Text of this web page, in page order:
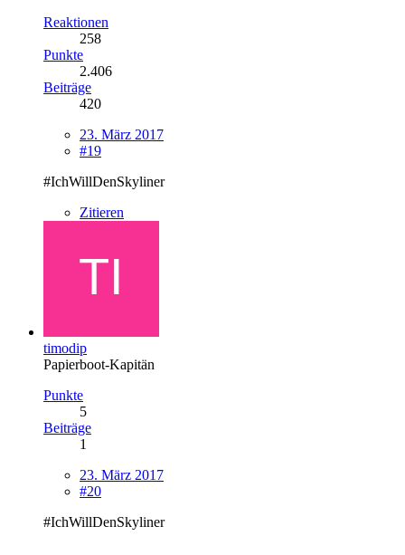
Reaktionen
258
Punkte
2.406
Beiträge
420
23. März 2017
#19
#IchWillDenSkyliner
Zitieren
timodip
Papierboot-Kapitän
Punkte
5
Beiträge
1
23. März 2017
#20
#IchWillDenSkyliner